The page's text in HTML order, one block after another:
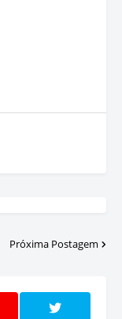
Próxima Postagem